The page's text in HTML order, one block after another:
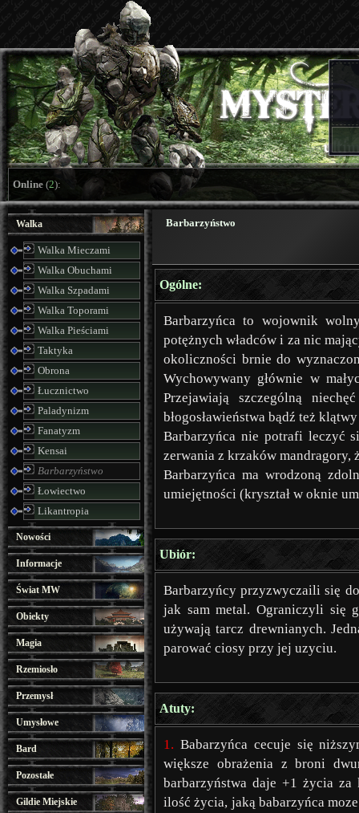
Online (2):
Walka
Walka Mieczami
Walka Obuchami
Walka Szpadami
Walka Toporami
Walka Pieściami
Taktyka
Obrona
Łucznictwo
Paladynizm
Fanatyzm
Kensai
Barbarzyństwo
Łowiectwo
Likantropia
Nowości
Informacje
Świat MW
Obiekty
Magia
Rzemiosło
Przemysł
Umysłowe
Bard
Pozostałe
Gildie Miejskie
Barbarzyństwo
Ogólne:
Barbarzyńca to wojownik
potężnych władców i za nic
okoliczności brnie do
Wychowywany głównie w
Przejawiają szczególną
błogosławieństwa bądź też
Barbarzyńca nie potrafi leczyć
zerwania z krzaków mandragory,
Barbarzyńca ma wrodzoną
umiejętności (kryształ w oknie
Ubiór:
Barbarzyńcy przyzwyczaili się
jak sam metal. Ograniczyli się
używają tarcz drewnianych.
parować ciosy przy jej uzyciu.
Atuty:
1. Babarzyńca cecuje się
większe obrażenia z broni
barbarzyństwa daje +1 życia za
ilość życia, jaką babarzyńca